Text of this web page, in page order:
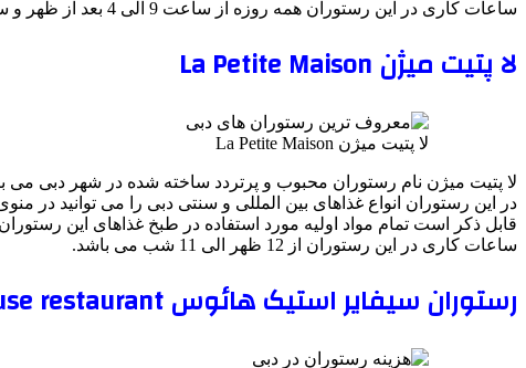
ساعات کاری در این رستوران همه روزه از ساعت 9 الی 4 بعد از ظهر و سپس 6 الی 9 شب می باشد.
لا پتیت میژن La Petite Maison
لا پتیت میژن La Petite Maison
لا پتیت میژن نام رستوران محبوب و پرتردد ساخته شده در شهر دبی
در این رستوران انواع غذاهای بین المللی و سنتی دبی را می توانید در
قابل ذکر است تمام مواد اولیه مورد استفاده در طبخ غذاهای این
ساعات کاری در این رستوران از 12 ظهر الی 11 شب می باشد.
رستوران سیفایر استیک هائوس Seafire Steakhouse restaurant